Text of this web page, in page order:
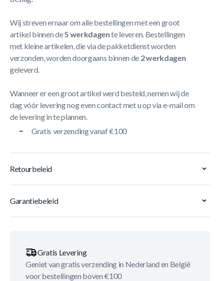
Wij streven ernaar om alle bestellingen met een groot
artikel binnen de5 werkdagente leveren. Bestellingen
met kleine artikelen, die via de pakketdienst worden
verzonden, worden doorgaans binnen de 2 werkdagen
geleverd.
Wanneer er een groot artikel werd besteld, nemen wij de
dag vóór levering nog even contact met u op via e-mail om
de levering in te plannen.
Gratis verzending vanaf €100
Retourbeleid
Garantiebeleid
Gratis Levering
Geniet van gratis verzending in Nederland en België
voor bestellingen boven €100